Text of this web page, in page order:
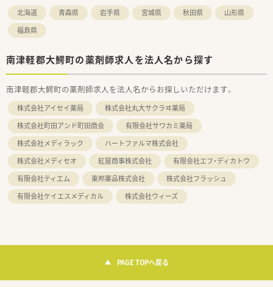
北海道 青森県 岩手県 宮城県 秋田県
山形県
福島県
南津軽郡大鰐町の薬剤師求人を法人名から探す
南津軽郡大鰐町の薬剤師求人を法人名からお探しいただけます。
株式会社アイセイ薬局
株式会社丸大サクラヰ薬局
株式会社町田アンド町田商会
有限会社サワカミ薬局
株式会社メディラック
ハートファルマ株式会社
株式会社メディセオ
紅屋商事株式会社
有限会社エフ・ディカトウ
有限会社ティエム
東邦薬品株式会社
株式会社フラッシュ
有限会社ケイエスメディカル
株式会社ウィーズ
PAGE TOPへ戻る